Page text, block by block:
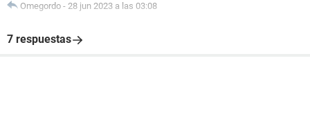
Omegordo - 28 jun 2023 a las 03:08
7 respuestas